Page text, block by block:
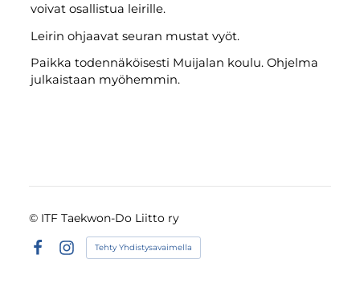
voivat osallistua leirille.
Leirin ohjaavat seuran mustat vyöt.
Paikka todennäköisesti Muijalan koulu. Ohjelma
julkaistaan myöhemmin.
© ITF Taekwon-Do Liitto ry
Instagram
Tehty Yhdistysavaimella